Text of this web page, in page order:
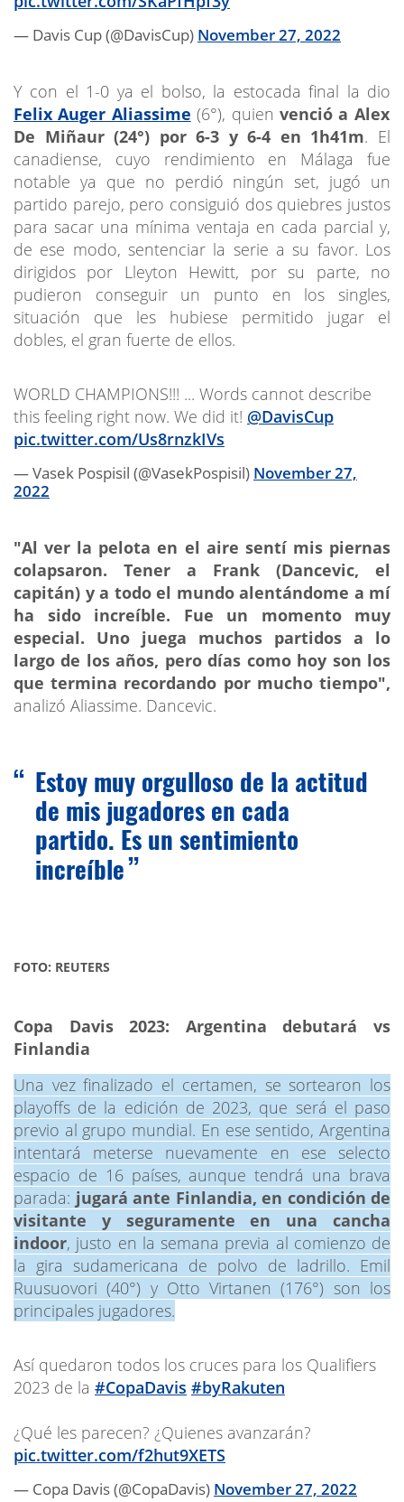
— Davis Cup (@DavisCup) November 27, 2022
Y con el 1-0 ya el bolso, la estocada final la dio
Felix Auger Aliassime (6°), quien venció a Alex
De Miñaur (24°) por 6-3 y 6-4 en 1h41m. El
canadiense, cuyo rendimiento en Málaga fue
notable ya que no perdió ningún set, jugó un
partido parejo, pero consiguió dos quiebres justos
para sacar una mínima ventaja en cada parcial y,
de ese modo, sentenciar la serie a su favor. Los
dirigidos por Lleyton Hewitt, por su parte, no
pudieron conseguir un punto en los singles,
situación que les hubiese permitido jugar el
dobles, el gran fuerte de ellos.
WORLD CHAMPIONS!!! ... Words cannot describe
this feeling right now. We did it! @DavisCup
pic.twitter.com/Us8rnzkIVs
— Vasek Pospisil (@VasekPospisil) November 27,
2022
"Al ver la pelota en el aire sentí mis piernas
colapsaron. Tener a Frank (Dancevic, el
capitán) y a todo el mundo alentándome a mí
ha sido increíble. Fue un momento muy
especial. Uno juega muchos partidos a lo
largo de los años, pero días como hoy son los
que termina recordando por mucho tiempo",
analizó Aliassime. Dancevic.
Estoy muy orgulloso de la actitud
de mis jugadores en cada
partido. Es un sentimiento
increíble
FOTO: REUTERS
Copa Davis 2023: Argentina debutará vs
Finlandia
Una vez finalizado el certamen, se sortearon los
playoffs de la edición de 2023, que será el paso
previo al grupo mundial. En ese sentido, Argentina
intentará meterse nuevamente en ese selecto
espacio de 16 países, aunque tendrá una brava
parada: jugará ante Finlandia, en condición de
visitante y seguramente en una cancha
indoor, justo en la semana previa al comienzo de
la gira sudamericana de polvo de ladrillo. Emil
Ruusuovori (40°) y Otto Virtanen (176°) son los
principales jugadores.
Así quedaron todos los cruces para los Qualifiers
2023 de la #CopaDavis #byRakuten
¿Qué les parecen? ¿Quienes avanzarán?
pic.twitter.com/f2hut9XETS
— Copa Davis (@CopaDavis) November 27, 2022